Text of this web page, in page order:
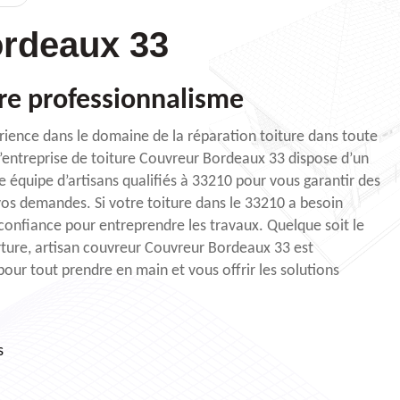
33
professionnalisme
dans le domaine de la réparation toiture dans toute
de toiture Couvreur Bordeaux 33 dispose d’un
d’artisans qualifiés à 33210 pour vous garantir des
demandes. Si votre toiture dans le 33210 a besoin
pour entreprendre les travaux. Quelque soit le
artisan couvreur Couvreur Bordeaux 33 est
tout prendre en main et vous offrir les solutions